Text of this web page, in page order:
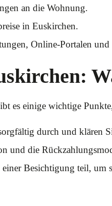
an die Wohnung.
in Euskirchen.
Online-Portalen und
es einige wichtige
durch und klären
und die
Besichtigung teil, um